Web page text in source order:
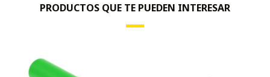
PRODUCTOS QUE TE PUEDEN INTERESAR